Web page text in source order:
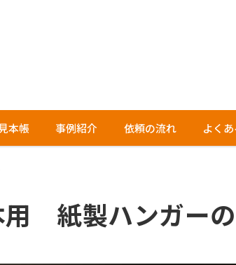
本帳 事例紹介 依頼の流れ よく
用 紙製ハンガー